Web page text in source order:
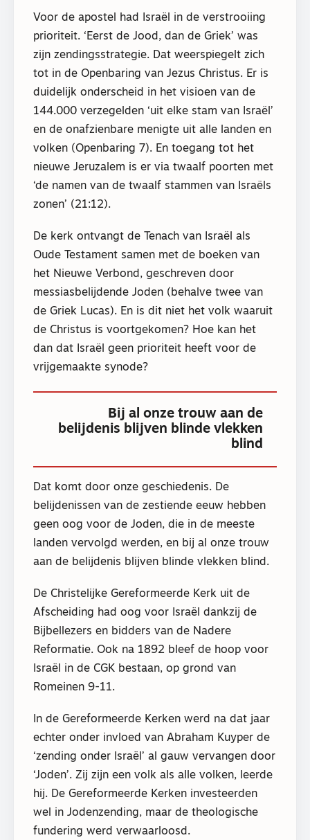
Voor de apostel had Israël in de verstrooiing
prioriteit. ‘Eerst de Jood, dan de Griek’ was
zijn zendingsstrategie. Dat weerspiegelt zich
tot in de Openbaring van Jezus Christus. Er is
duidelijk onderscheid in het visioen van de
144.000 verzegelden ‘uit elke stam van Israël’
en de onafzienbare menigte uit alle landen en
volken (Openbaring 7). En toegang tot het
nieuwe Jeruzalem is er via twaalf poorten met
‘de namen van de twaalf stammen van Israëls
zonen’ (21:12).
De kerk ontvangt de Tenach van Israël als
Oude Testament samen met de boeken van
het Nieuwe Verbond, geschreven door
messiasbelijdende Joden (behalve twee van
de Griek Lucas). En is dit niet het volk waaruit
de Christus is voortgekomen? Hoe kan het
dan dat Israël geen prioriteit heeft voor de
vrijgemaakte synode?
Bij al onze trouw aan de
belijdenis blijven blinde vlekken
blind
Dat komt door onze geschiedenis. De
belijdenissen van de zestiende eeuw hebben
geen oog voor de Joden, die in de meeste
landen vervolgd werden, en bij al onze trouw
aan de belijdenis blijven blinde vlekken blind.
De Christelijke Gereformeerde Kerk uit de
Afscheiding had oog voor Israël dankzij de
Bijbellezers en bidders van de Nadere
Reformatie. Ook na 1892 bleef de hoop voor
Israël in de CGK bestaan, op grond van
Romeinen 9-11.
In de Gereformeerde Kerken werd na dat jaar
echter onder invloed van Abraham Kuyper de
‘zending onder Israël’ al gauw vervangen door
‘Joden’. Zij zijn een volk als alle volken, leerde
hij. De Gereformeerde Kerken investeerden
wel in Jodenzending, maar de theologische
fundering werd verwaarloosd.